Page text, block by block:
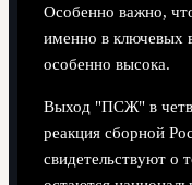
Особенно важно,
именно в ключевых
особенно высока.
Выход "ПСЖ" в
реакция сборной
свидетельствуют о